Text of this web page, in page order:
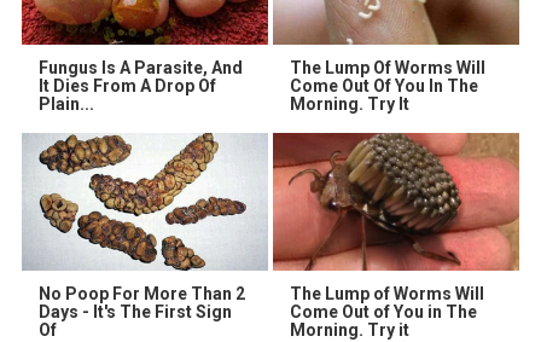
Fungus Is A Parasite, And
It Dies From A Drop Of
Plain...
The Lump Of Worms Will
Come Out Of You In The
Morning. Try It
No Poop For More Than 2
Days - It's The First Sign
Of
The Lump of Worms Will
Come Out of You in The
Morning. Try it